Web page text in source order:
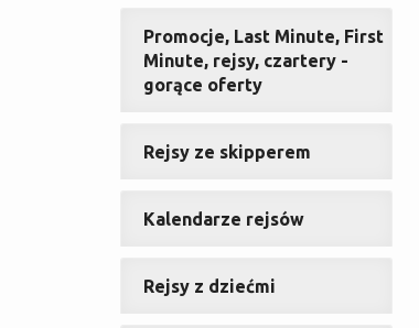
Promocje, Last Minute, First
Minute, rejsy, czartery -
gorące oferty
Rejsy ze skipperem
Kalendarze rejsów
Rejsy z dziećmi